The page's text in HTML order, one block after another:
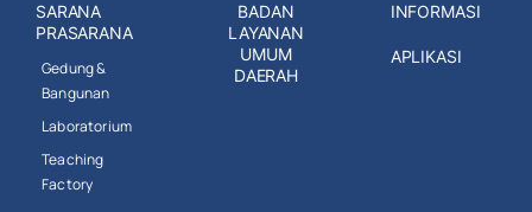
SARANA
PRASARANA
Gedung &
Bangunan
Laboratorium
Teaching
Factory
BADAN
LAYANAN
UMUM
DAERAH
INFORMASI
APLIKASI